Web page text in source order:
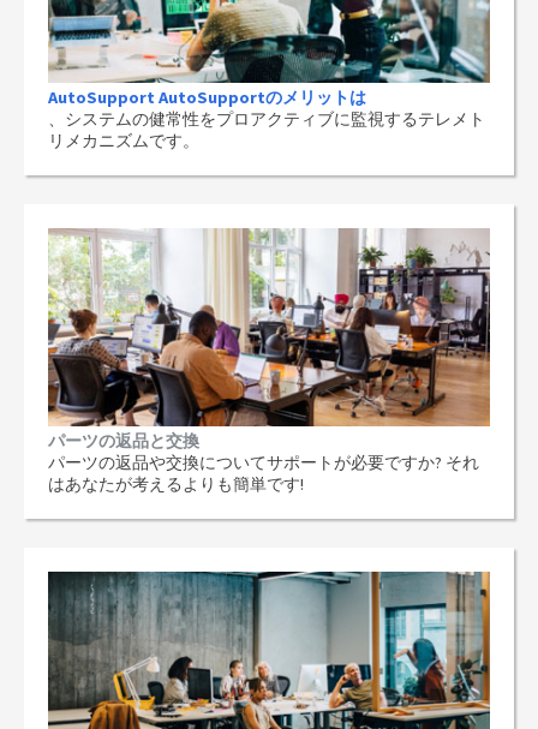
AutoSupport AutoSupportのメリットは
、システムの健常性をプロアクティブに監視するテレメト
リメカニズムです。
パーツの返品と交換
パーツの返品や交換についてサポートが必要ですか? それ
はあなたが考えるよりも簡単です!